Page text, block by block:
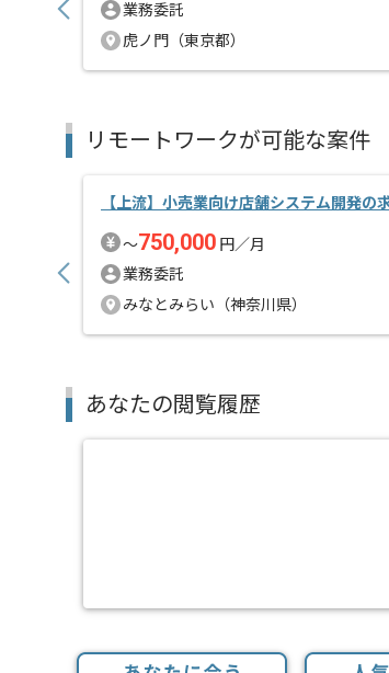
業務委託
虎ノ門（東京都）
リモートワークが可能な案件
【上流】小売業向け店舗システム開発の
〜750,000 円／月
業務委託
みなとみらい（神奈川県）
あなたの閲覧履歴